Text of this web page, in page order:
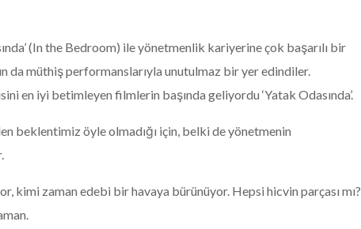
(In the Bedroom) ile yönetmenlik kariyerine çok başarılı bir
da müthiş performanslarıyla unutulmaz bir yer edindiler.
en iyi betimleyen filmlerin başında geliyordu ‘Yatak Odasında’.
beklentimiz öyle olmadığı için, belki de yönetmenin
kimi zaman edebi bir havaya bürünüyor. Hepsi hicvin parçası mı?